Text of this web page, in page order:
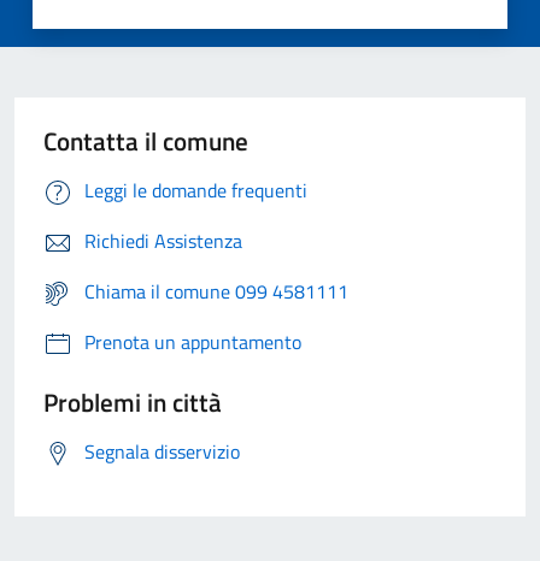
Contatta il comune
Leggi le domande frequenti
Richiedi Assistenza
Chiama il comune 099 4581111
Prenota un appuntamento
Problemi in città
Segnala disservizio